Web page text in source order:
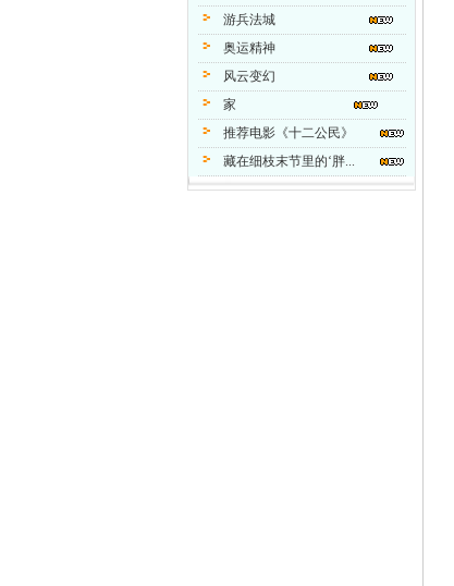
游兵法城
奥运精神
风云变幻
家
推荐电影《十二公民》
藏在细枝末节里的‘胖...